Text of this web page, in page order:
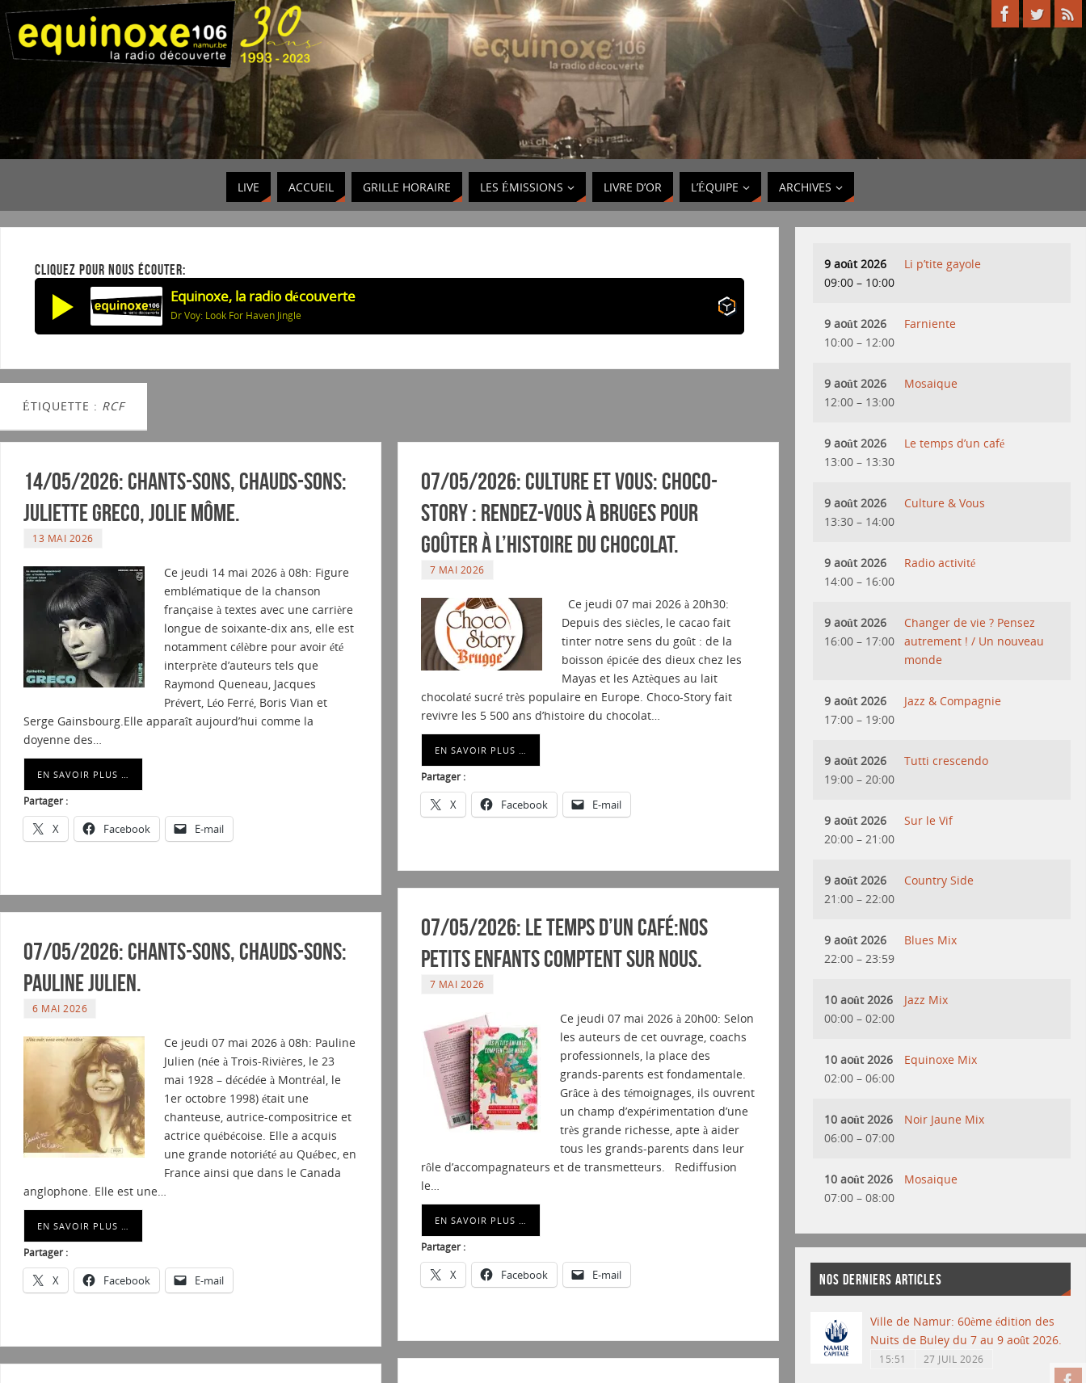
LIVE ACCUEIL GRILLE HORAIRE LES ÉMISSIONS LIVRE D’OR L’ÉQUIPE ARCHIVES
CLIQUEZ POUR NOUS ÉCOUTER:
Equinoxe, la radio découverte
Dr Voy: Look For Haven Jingle
ÉTIQUETTE : RCF
14/05/2026: Chants-sons, Chauds-sons:
Juliette Greco, jolie môme.
13 MAI 2026
Ce jeudi 14 mai 2026 à 08h: Figure
emblématique de la chanson
française à textes avec une carrière
longue de soixante-dix ans, elle est
notamment célèbre pour avoir été
interprète d’auteurs tels que
Raymond Queneau, Jacques
Prévert, Léo Ferré, Boris Vian et
Serge Gainsbourg.Elle apparaît aujourd’hui comme la
doyenne des…
EN SAVOIR PLUS …
Partager :
X Facebook E-mail
07/05/2026: Culture et vous: Choco-
Story : rendez-vous à Bruges pour
goûter à l’histoire du chocolat.
7 MAI 2026
Ce jeudi 07 mai 2026 à 20h30:
Depuis des siècles, le cacao fait
tinter notre sens du goût : de la
boisson épicée des dieux chez les
Mayas et les Aztèques au lait
chocolaté sucré très populaire en Europe. Choco-Story fait
revivre les 5 500 ans d’histoire du chocolat…
EN SAVOIR PLUS …
Partager :
X Facebook E-mail
07/05/2026: Le temps d’un café:Nos
petits enfants comptent sur nous.
7 MAI 2026
Ce jeudi 07 mai 2026 à 20h00: Selon
les auteurs de cet ouvrage, coachs
professionnels, la place des
grands-parents est fondamentale.
Grâce à des témoignages, ils ouvrent
un champ d’expérimentation d’une
très grande richesse, apte à aider
tous les grands-parents dans leur
rôle d’accompagnateurs et de transmetteurs. Rediffusion
le…
EN SAVOIR PLUS …
Partager :
X Facebook E-mail
07/05/2026: Chants-sons, Chauds-sons:
Pauline Julien.
6 MAI 2026
Ce jeudi 07 mai 2026 à 08h: Pauline
Julien (née à Trois-Rivières, le 23
mai 1928 – décédée à Montréal, le
1er octobre 1998) était une
chanteuse, autrice-compositrice et
actrice québécoise. Elle a acquis
une grande notoriété au Québec, en
France ainsi que dans le Canada
anglophone. Elle est une…
EN SAVOIR PLUS …
Partager :
X Facebook E-mail
9 août 2026
09:00 – 10:00
Li p’tite gayole
9 août 2026
10:00 – 12:00
Farniente
9 août 2026
12:00 – 13:00
Mosaique
9 août 2026
13:00 – 13:30
Le temps d’un café
9 août 2026
13:30 – 14:00
Culture & Vous
9 août 2026
14:00 – 16:00
Radio activité
9 août 2026
16:00 – 17:00
Changer de vie ? Pensez
autrement ! / Un nouveau
monde
9 août 2026
17:00 – 19:00
Jazz & Compagnie
9 août 2026
19:00 – 20:00
Tutti crescendo
9 août 2026
20:00 – 21:00
Sur le Vif
9 août 2026
21:00 – 22:00
Country Side
9 août 2026
22:00 – 23:59
Blues Mix
10 août 2026
00:00 – 02:00
Jazz Mix
10 août 2026
02:00 – 06:00
Equinoxe Mix
10 août 2026
06:00 – 07:00
Noir Jaune Mix
10 août 2026
07:00 – 08:00
Mosaique
NOS DERNIERS ARTICLES
Ville de Namur: 60ème édition des
Nuits de Buley du 7 au 9 août 2026.
15:51 27 JUIL 2026